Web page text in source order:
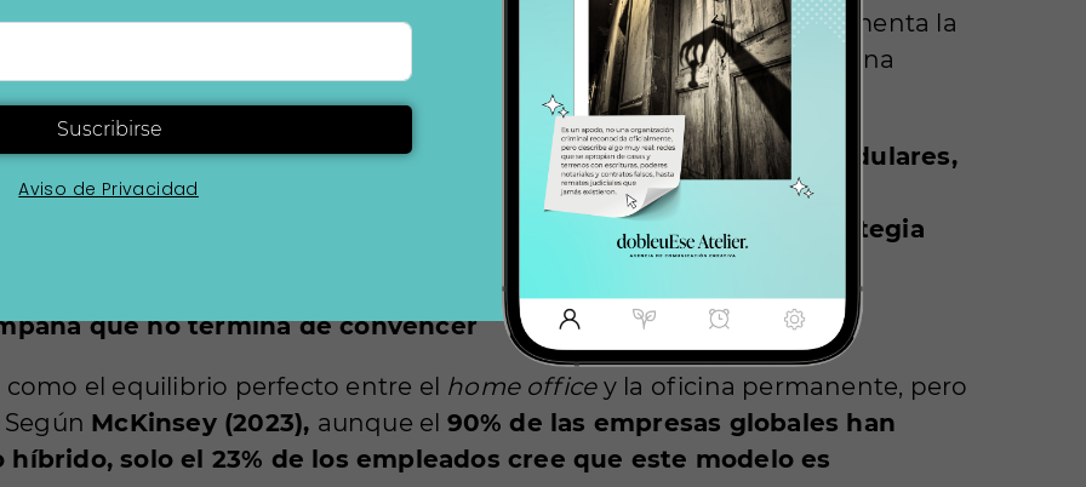
libre, lo que se conoce comohot desking.
La teoría dice que esto fomenta la
la práctica, genera competencia absurda por los mejores lugares y una
con peor café.
intentan compensar la falta de pertenencia conzonas modulares,
multifuncional
que hagan que los empleados quieran volver. Pero la
una transformación del espacio de trabajo o solo una estrategia
que no termina de convencer
el equilibrio perfecto entre el home officey la oficina permanente, pero
McKinsey (2023), aunque el 90% de las empresas globales han
solo el 23% de los empleados cree que este modelo es
Suscribirse
Aviso de Privacidad